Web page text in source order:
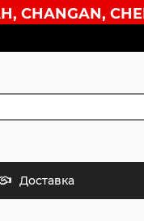
Доставка